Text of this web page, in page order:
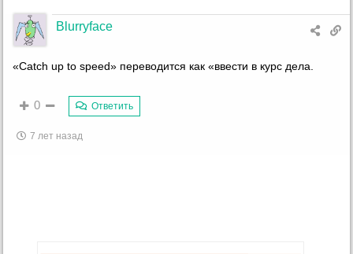
Blurryface
«Сatch up to speed» переводится как «ввести в курс дела.
0 Ответить
7 лет назад